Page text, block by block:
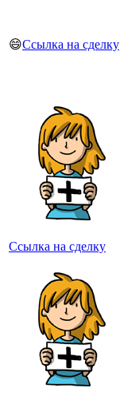
😄Ссылка на сделку
Ссылка на сделку